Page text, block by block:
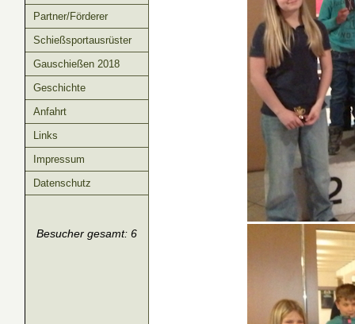
Partner/Förderer
Schießsportausrüster
Gauschießen 2018
Geschichte
Anfahrt
Links
Impressum
Datenschutz
Besucher gesamt: 6